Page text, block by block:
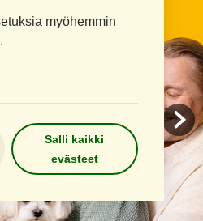
myöhemmin
Salli kaikki
evästeet